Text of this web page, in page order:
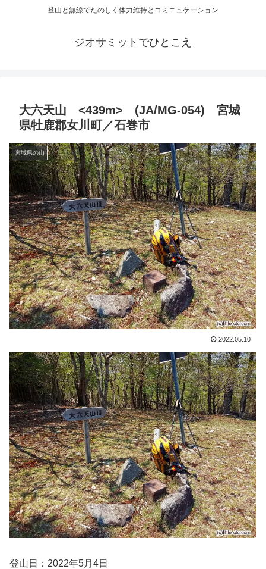
登山と無線でたのしく体力維持とコミニュケーション
ジオサミットでひとこえ
大六天山 <439m> (JA/MG-054) 宮城
県牡鹿郡女川町／石巻市
宮城県の山
2022.05.10
登山日：2022年5月4日